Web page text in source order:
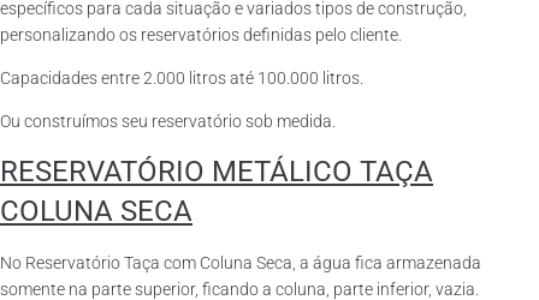
específicos para cada situação e variados tipos de construção,
personalizando os reservatórios definidas pelo cliente.
Capacidades entre 2.000 litros até 100.000 litros.
Ou construímos seu reservatório sob medida.
RESERVATÓRIO METÁLICO TAÇA
COLUNA SECA
No Reservatório Taça com Coluna Seca, a água fica armazenada
somente na parte superior, ficando a coluna, parte inferior, vazia.